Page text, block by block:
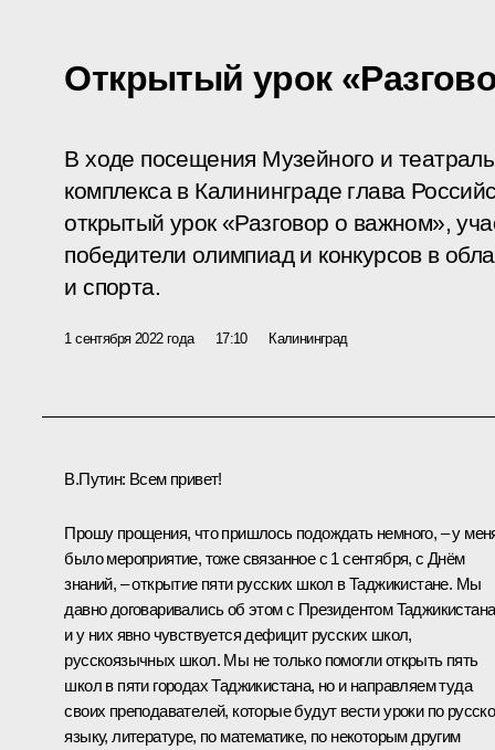
Открытый урок
В ходе посещения Музейного и
комплекса в Калининграде глава
открытый урок «Разговор о важном»,
победители олимпиад и конкурсов в
и спорта.
1 сентября 2022 года 17:10 Калининград
В.Путин: Всем привет!
Прошу прощения, что пришлось подождать немного, – у
было мероприятие, тоже связанное с 1 сентября, с Днём
знаний, – открытие пяти русских школ в Таджикистане. Мы
давно договаривались об этом с Президентом
и у них явно чувствуется дефицит русских школ,
русскоязычных школ. Мы не только помогли открыть пять
школ в пяти городах Таджикистана, но и направляем туда
своих преподавателей, которые будут вести уроки по
языку, литературе, по математике, по некоторым другим